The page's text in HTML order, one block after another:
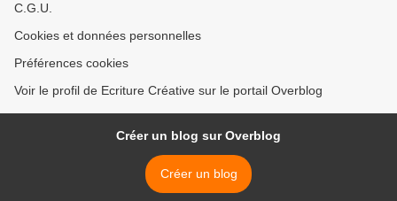
C.G.U.
Cookies et données personnelles
Préférences cookies
Voir le profil de Ecriture Créative sur le portail Overblog
Créer un blog sur Overblog
Créer un blog